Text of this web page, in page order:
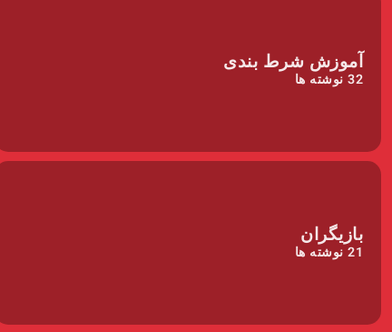
آموزش شرط بندی
32 نوشته ها
بازیگران
21 نوشته ها